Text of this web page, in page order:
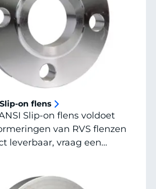
on flens
Slip-on flens voldoet
van RVS flenzen
leverbaar, vraag een